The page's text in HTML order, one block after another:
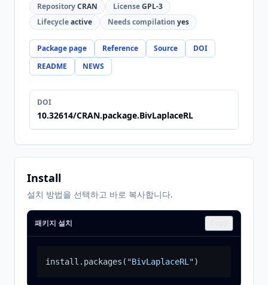
RepositoryCRAN LicenseGPL-3
Lifecycleactive Needs compilation yes
Package page Reference Source
DOI
README
NEWS
DOI
10.32614/CRAN.package.BivLaplaceRL
Install
설치 방법을 선택하고 바로 복사합니다.
패키지 설치
install.packages ( "BivLaplaceRL")